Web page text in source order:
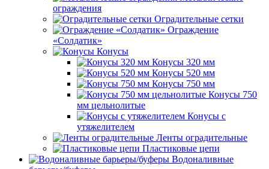
ограждения
Оградительные сетки
Ограждение
«Солдатик»
Конусы
Конусы 320 мм
Конусы 520 мм
Конусы 750 мм
Конусы 750
мм цельнолитые
Конусы с
утяжелителем
Ленты оградительные
Пластиковые цепи
Водоналивные